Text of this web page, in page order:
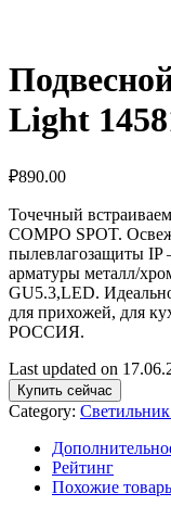
Light
₽890.00
Точечный
COMPO SPOT.
пылевлагозащиты IP
арматуры металл/
GU5.3,LED.
для прихожей, для
РОССИЯ.
Last updated on
Купить сейчас
Category:
Рейтинг
Похожие